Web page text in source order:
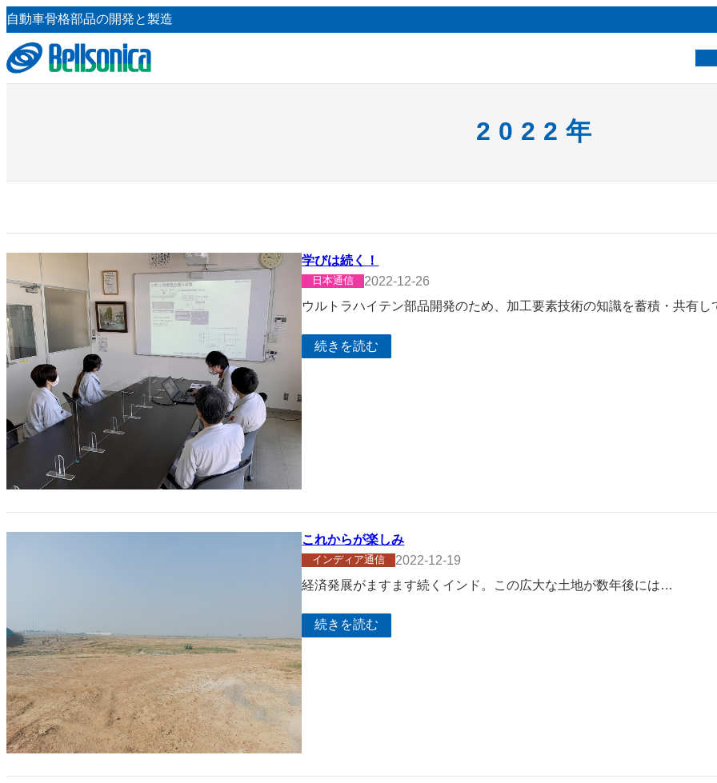
内
容
を
ス
キ
自動車骨格部品の開発と製造
2022年
学びは続く！
日本通信
2022-12-26
ウルトラハイテン部品開発のため、加工要素技術の知識を蓄積・共有し
続きを読む
これからが楽しみ
インディア通信
2022-12-19
経済発展がますます続くインド。この広大な土地が数年後には…
続きを読む